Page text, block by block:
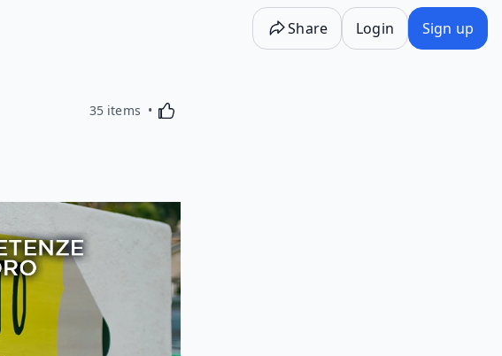
Share Login Sign up
35 items Activating this element will cause content on the